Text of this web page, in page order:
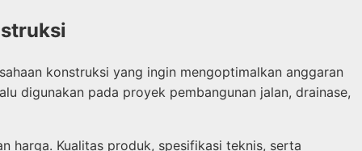
konstruksi yang ingin mengoptimalkan anggaran
digunakan pada proyek pembangunan jalan, drainase,
harga. Kualitas produk, spesifikasi teknis, serta